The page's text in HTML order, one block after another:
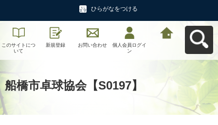
ひらがなをつける
このサイトにつ
いて
新規登録 お問い合わせ
個人会員ログイ
ン
船橋市卓球協会【S0197】